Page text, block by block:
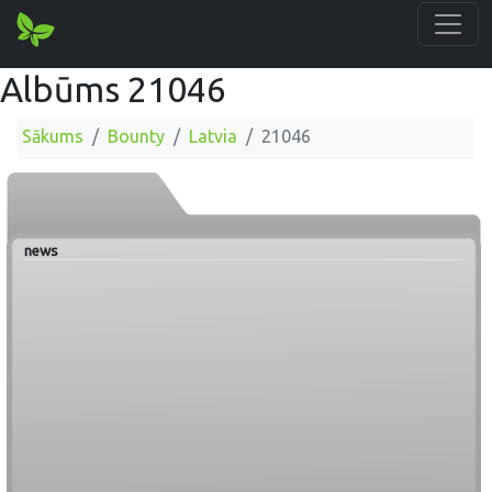
Albūms 21046
Sākums Bounty Latvia 21046
news